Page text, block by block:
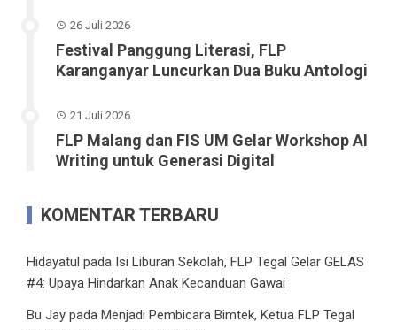
26 Juli 2026
Festival Panggung Literasi, FLP
Karanganyar Luncurkan Dua Buku Antologi
21 Juli 2026
FLP Malang dan FIS UM Gelar Workshop AI
Writing untuk Generasi Digital
KOMENTAR TERBARU
Hidayatul pada Isi Liburan Sekolah, FLP Tegal Gelar GELAS
#4: Upaya Hindarkan Anak Kecanduan Gawai
Bu Jay pada Menjadi Pembicara Bimtek, Ketua FLP Tegal